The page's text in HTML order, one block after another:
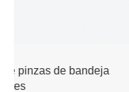
Material